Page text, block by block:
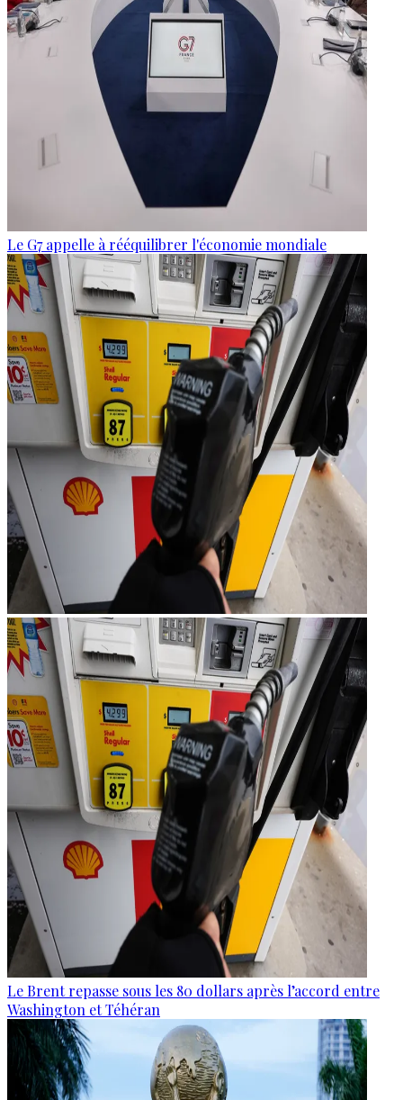
Le G7 appelle à rééquilibrer l'économie mondiale
Le Brent repasse sous les 80 dollars après l’accord entre
Washington et Téhéran